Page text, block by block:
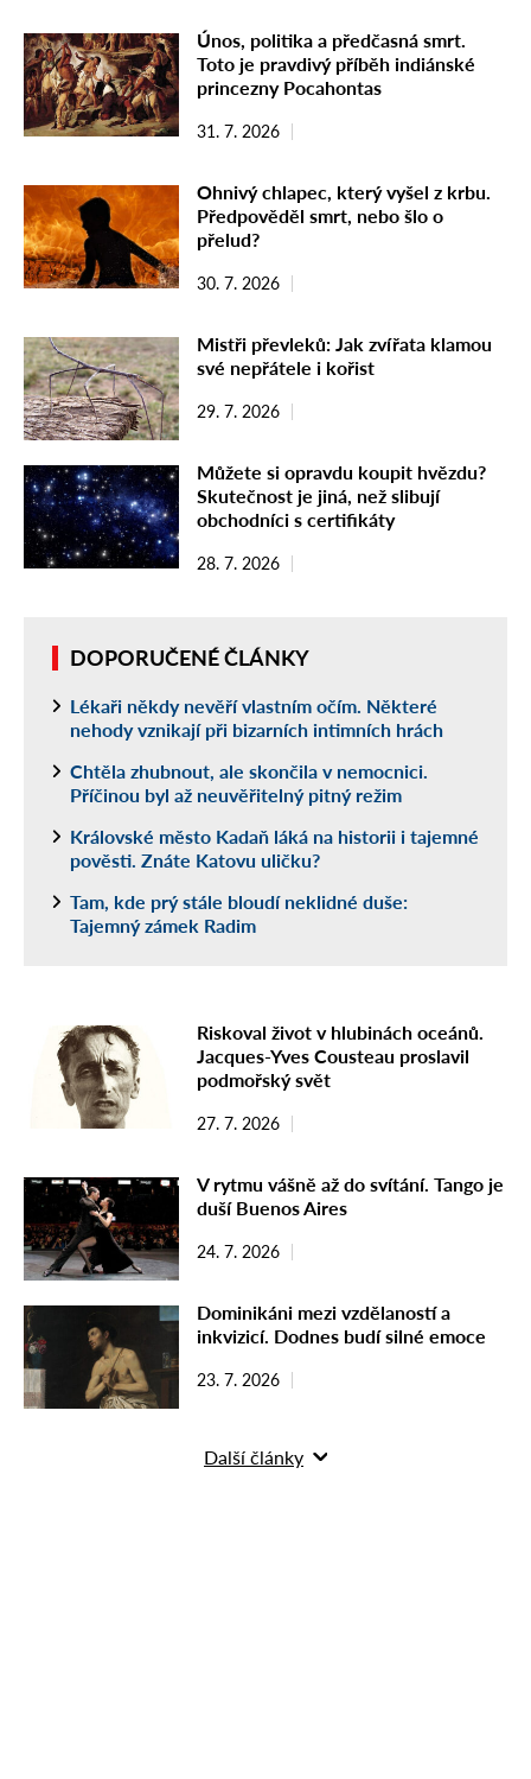
Únos, politika a předčasná smrt.
Toto je pravdivý příběh indiánské
princezny Pocahontas
31. 7. 2026
Ohnivý chlapec, který vyšel z krbu.
Předpověděl smrt, nebo šlo o
přelud?
30. 7. 2026
Mistři převleků: Jak zvířata klamou
své nepřátele i kořist
29. 7. 2026
Můžete si opravdu koupit hvězdu?
Skutečnost je jiná, než slibují
obchodníci s certifikáty
28. 7. 2026
DOPORUČENÉ ČLÁNKY
Lékaři někdy nevěří vlastním očím. Některé
nehody vznikají při bizarních intimních hrách
Chtěla zhubnout, ale skončila v nemocnici.
Příčinou byl až neuvěřitelný pitný režim
Královské město Kadaň láká na historii i tajemné
pověsti. Znáte Katovu uličku?
Tam, kde prý stále bloudí neklidné duše:
Tajemný zámek Radim
Riskoval život v hlubinách oceánů.
Jacques-Yves Cousteau proslavil
podmořský svět
27. 7. 2026
V rytmu vášně až do svítání. Tango je
duší Buenos Aires
24. 7. 2026
Dominikáni mezi vzdělaností a
inkvizicí. Dodnes budí silné emoce
23. 7. 2026
Další články